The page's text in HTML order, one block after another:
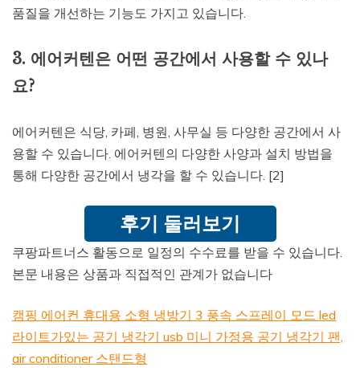
품질을 개선하는 기능도 가지고 있습니다.
3. 에어커텐은 어떤 공간에서 사용할 수 있나
요?
에어커텐은 식당, 카페, 병원, 사무실 등 다양한 공간에서 사
용할 수 있습니다. 에어커텐의 다양한 사양과 설치 방법을
통해 다양한 공간에서 냉각을 할 수 있습니다. [2]
후기 둘러보기
쿠팡파트너스 활동으로 일정의 수수료를 받을 수 있습니다.
본문 내용은 상품과 직접적인 관계가 없습니다
캠핑 에어컨 휴대용 소형 냉방기 3 풍속 스프레이 모드 led
라이트가있는 공기 냉각기 usb 미니 가정용 공기 냉각기 팬,
air conditioner 스탠드형